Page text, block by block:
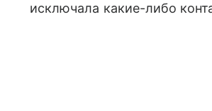
исключала какие-либо